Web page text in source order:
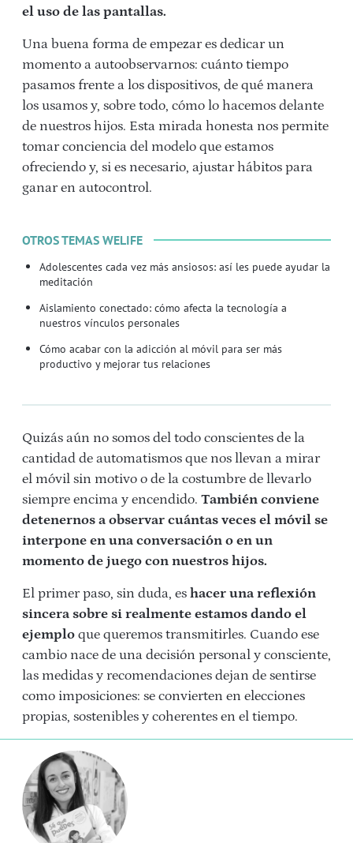
el uso de las pantallas.
Una buena forma de empezar es dedicar un
momento a autoobservarnos: cuánto tiempo
pasamos frente a los dispositivos, de qué manera
los usamos y, sobre todo, cómo lo hacemos delante
de nuestros hijos. Esta mirada honesta nos permite
tomar conciencia del modelo que estamos
ofreciendo y, si es necesario, ajustar hábitos para
ganar en autocontrol.
OTROS TEMAS WELIFE
Adolescentes cada vez más ansiosos: así les puede ayudar la
meditación
Aislamiento conectado: cómo afecta la tecnología a
nuestros vínculos personales
Cómo acabar con la adicción al móvil para ser más
productivo y mejorar tus relaciones
Quizás aún no somos del todo conscientes de la
cantidad de automatismos que nos llevan a mirar
el móvil sin motivo o de la costumbre de llevarlo
siempre encima y encendido. También conviene
detenernos a observar cuántas veces el móvil se
interpone en una conversación o en un
momento de juego con nuestros hijos.
El primer paso, sin duda, es hacer una reflexión
sincera sobre si realmente estamos dando el
ejemplo que queremos transmitirles. Cuando ese
cambio nace de una decisión personal y consciente,
las medidas y recomendaciones dejan de sentirse
como imposiciones: se convierten en elecciones
propias, sostenibles y coherentes en el tiempo.